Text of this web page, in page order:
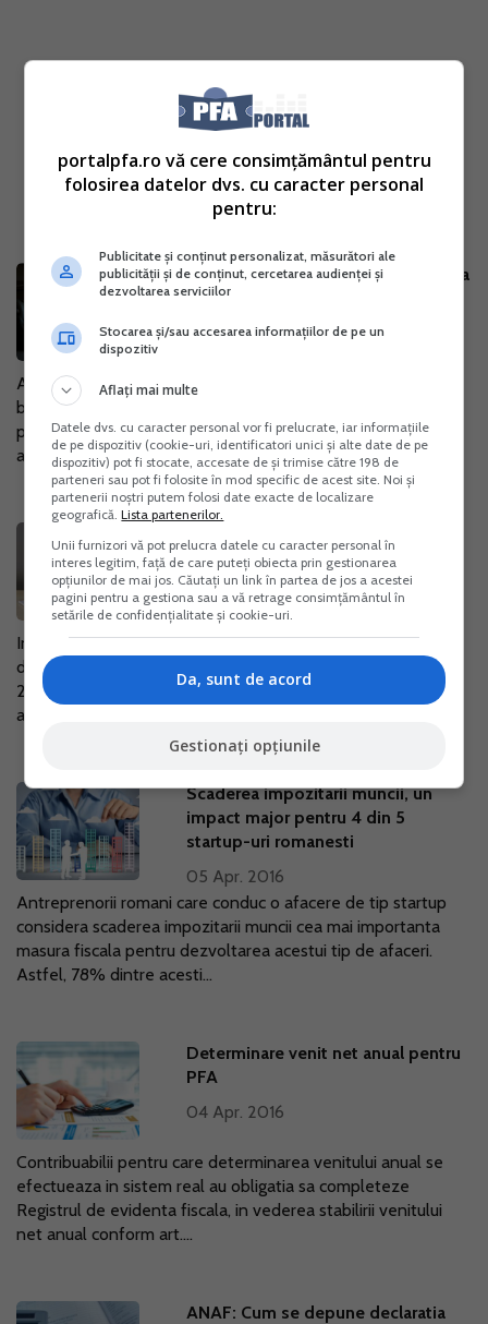
In ce situatii pot beneficia de diurna
conducatorii auto
11 Apr. 2016
Angajatii care au incheiat contract individual de munca pot
beneficia de indemnizatie de delegare in conditiile
prevazute de lege sau de contractul colectiv de munca
aplicabil daca li se modifica...
microintreprindere sau PFA ?
06 Apr. 2016
Inregistrarea ca PFA sau microintreprindere este o alegere
dificila pentru oricine se gandeste sa demareze o afacere in
2016. Lucrarea pe CD Microintreprindere versus PFA pune
acum in discutie cel...
Scaderea impozitarii muncii, un
impact major pentru 4 din 5
startup-uri romanesti
05 Apr. 2016
Antreprenorii romani care conduc o afacere de tip startup
considera scaderea impozitarii muncii cea mai importanta
masura fiscala pentru dezvoltarea acestui tip de afaceri.
Astfel, 78% dintre acesti...
Determinare venit net anual pentru
PFA
04 Apr. 2016
Contribuabilii pentru care determinarea venitului anual se
efectueaza in sistem real au obligatia sa completeze
Registrul de evidenta fiscala, in vederea stabilirii venitului
net anual conform art....
ANAF: Cum se depune declaratia
portalpfa.ro vă cere consimțământul pentru
folosirea datelor dvs. cu caracter personal
pentru:
Publicitate și conținut personalizat, măsurători ale
publicității și de conținut, cercetarea audienței și
dezvoltarea serviciilor
Stocarea și/sau accesarea informațiilor de pe un
dispozitiv
Aflați mai multe
Datele dvs. cu caracter personal vor fi prelucrate, iar informațiile
de pe dispozitiv (cookie-uri, identificatori unici și alte date de pe
dispozitiv) pot fi stocate, accesate de și trimise către 198 de
parteneri sau pot fi folosite în mod specific de acest site. Noi și
partenerii noștri putem folosi date exacte de localizare
geografică.Lista partenerilor.
Unii furnizori vă pot prelucra datele cu caracter personal în
interes legitim, față de care puteți obiecta prin gestionarea
opțiunilor de mai jos. Căutați un link în partea de jos a acestei
pagini pentru a gestiona sau a vă retrage consimțământul în
setările de confidențialitate și cookie-uri.
Da, sunt de acord
Gestionați opțiunile